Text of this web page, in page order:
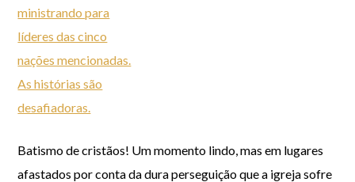
Batismo de cristãos! Um momento lindo, mas em lugares
afastados por conta da dura perseguição que a igreja sofre